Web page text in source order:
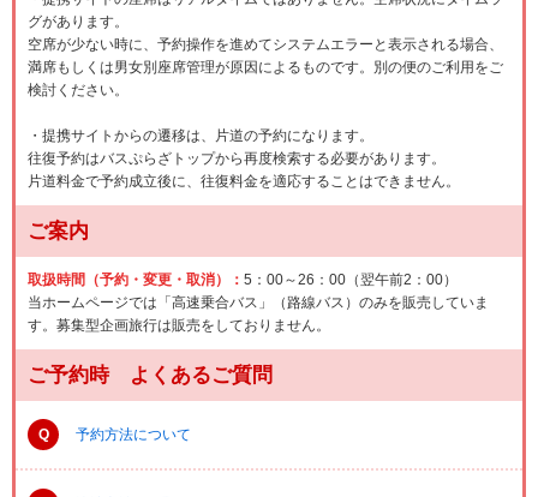
グがあります。
空席が少ない時に、予約操作を進めてシステムエラーと表示される場合、
満席もしくは男女別座席管理が原因によるものです。別の便のご利用をご
検討ください。
・提携サイトからの遷移は、片道の予約になります。
往復予約はバスぷらざトップから再度検索する必要があります。
片道料金で予約成立後に、往復料金を適応することはできません。
ご案内
取扱時間（予約・変更・取消）： 5：00～26：00（翌午前2：00）
当ホームページでは「高速乗合バス」（路線バス）のみを販売していま
す。募集型企画旅行は販売をしておりません。
ご予約時 よくあるご質問
Q 予約方法について